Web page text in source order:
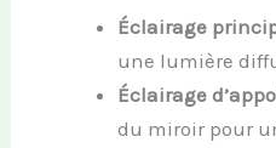
Éclairage
une lumière
Éclairage
du miroir pour